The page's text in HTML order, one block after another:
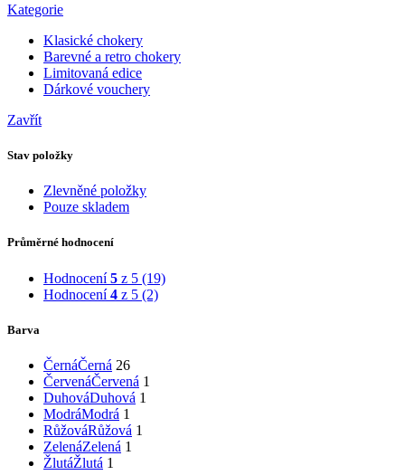
Kategorie
Klasické chokery
Barevné a retro chokery
Limitovaná edice
Dárkové vouchery
Zavřít
Stav položky
Zlevněné položky
Pouze skladem
Průměrné hodnocení
Hodnocení5 z 5 (19)
Hodnocení4 z 5 (2)
Barva
ČernáČerná 26
ČervenáČervená 1
DuhováDuhová 1
ModráModrá 1
RůžováRůžová 1
ZelenáZelená 1
ŽlutáŽlutá 1